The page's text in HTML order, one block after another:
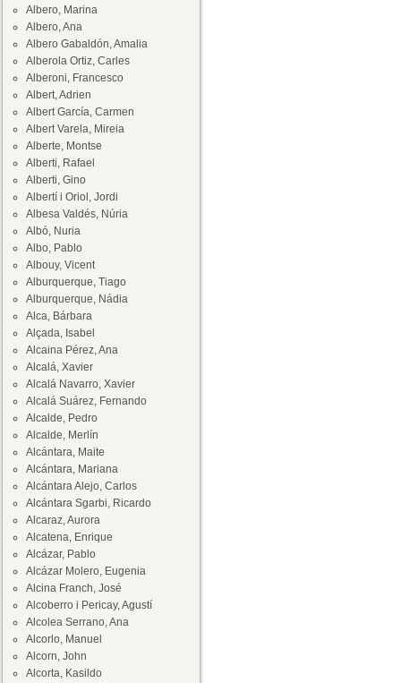
Albero, Marina
Albero, Ana
Albero Gabaldón, Amalia
Alberola Ortiz, Carles
Alberoni, Francesco
Albert, Adrien
Albert García, Carmen
Albert Varela, Mireia
Alberte, Montse
Alberti, Rafael
Alberti, Gino
Albertí i Oriol, Jordi
Albesa Valdés, Núria
Albó, Nuria
Albo, Pablo
Albouy, Vicent
Alburquerque, Tiago
Alburquerque, Nádia
Alca, Bárbara
Alçada, Isabel
Alcaina Pérez, Ana
Alcalá, Xavier
Alcalá Navarro, Xavier
Alcalá Suárez, Fernando
Alcalde, Pedro
Alcalde, Merlín
Alcántara, Maite
Alcántara, Mariana
Alcántara Alejo, Carlos
Alcántara Sgarbi, Ricardo
Alcaraz, Aurora
Alcatena, Enrique
Alcázar, Pablo
Alcázar Molero, Eugenia
Alcina Franch, José
Alcoberro i Pericay, Agustí
Alcolea Serrano, Ana
Alcorlo, Manuel
Alcorn, John
Alcorta, Kasildo